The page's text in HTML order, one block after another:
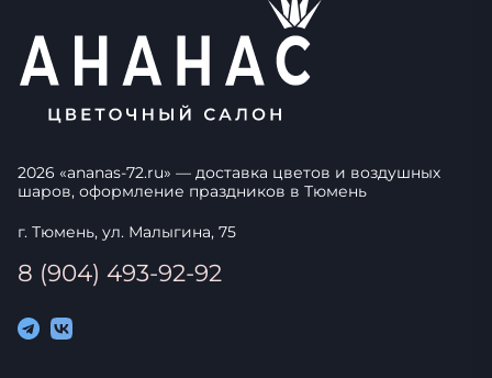
2026 «ananas-72.ru» — доставка цветов и воздушных
шаров, оформление праздников в Тюмень
г. Тюмень, ул. Малыгина, 75
8 (904) 493-92-92